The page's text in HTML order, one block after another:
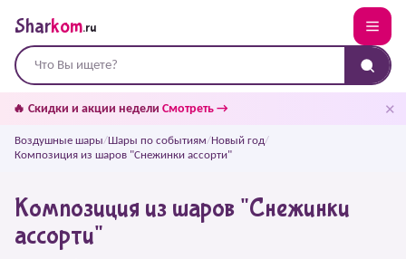
Sharkom.ru
🔥 Скидки и акции недели Смотреть → ✕
Воздушные шары/Шары по событиям/Новый год/
Композиция из шаров "Снежинки ассорти"
Композиция из шаров "Снежинки
ассорти"